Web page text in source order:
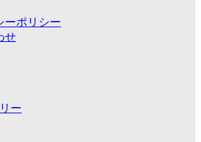
ーポリシー
せ
ー